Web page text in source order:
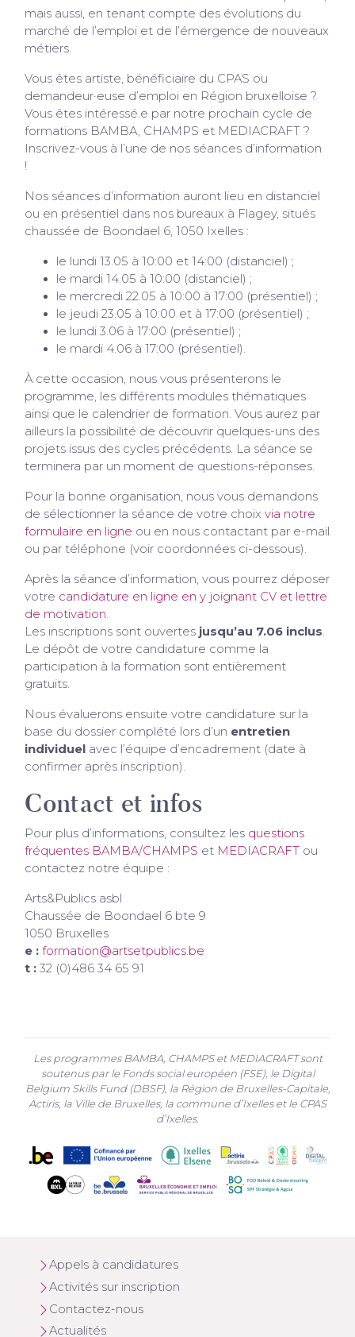
mais aussi, en tenant compte des évolutions du
marché de l’emploi et de l’émergence de nouveaux
métiers.
Vous êtes artiste, bénéficiaire du CPAS ou
demandeur·euse d’emploi en Région bruxelloise ?
Vous êtes intéressé.e par notre prochain cycle de
formations BAMBA, CHAMPS et MEDIACRAFT ?
Inscrivez-vous à l’une de nos séances d’information
!
Nos séances d’information auront lieu en distanciel
ou en présentiel dans nos bureaux à Flagey, situés
chaussée de Boondael 6, 1050 Ixelles :
le lundi 13.05 à 10:00 et 14:00 (distanciel) ;
le mardi 14.05 à 10:00 (distanciel) ;
le mercredi 22.05 à 10:00 à 17:00 (présentiel) ;
le jeudi 23.05 à 10:00 et à 17:00 (présentiel) ;
le lundi 3.06 à 17:00 (présentiel) ;
le mardi 4.06 à 17:00 (présentiel).
À cette occasion, nous vous présenterons le
programme, les différents modules thématiques
ainsi que le calendrier de formation. Vous aurez par
ailleurs la possibilité de découvrir quelques-uns des
projets issus des cycles précédents. La séance se
terminera par un moment de questions-réponses.
Pour la bonne organisation, nous vous demandons
de sélectionner la séance de votre choixvia notre
formulaire en ligne ou en nous contactant par e-mail
ou par téléphone (voir coordonnées ci-dessous).
Après la séance d’information, vous pourrez déposer
votre candidature en ligne en y joignant CV et lettre
de motivation.
Les inscriptions sont ouvertes jusqu’au 7.06 inclus.
Le dépôt de votre candidature comme la
participation à la formation sont entièrement
gratuits.
Nous évaluerons ensuite votre candidature sur la
base du dossier complété lors d’un entretien
individuel avec l’équipe d’encadrement (date à
confirmer après inscription).
Contact et infos
Pour plus d’informations, consultez les questions
fréquentes BAMBA/CHAMPS et MEDIACRAFT ou
contactez notre équipe :
Arts&Publics asbl
Chaussée de Boondael 6 bte 9
1050 Bruxelles
e : formation@artsetpublics.be
t : 32 (0)486 34 65 91
Les programmes BAMBA, CHAMPS et MEDIACRAFT sont
soutenus par le Fonds social européen (FSE), le Digital
Belgium Skills Fund (DBSF), la Région de Bruxelles-Capitale,
Actiris, la Ville de Bruxelles, la commune d’Ixelles et le CPAS
d’Ixelles.
Appels à candidatures
Activités sur inscription
Contactez-nous
Actualités